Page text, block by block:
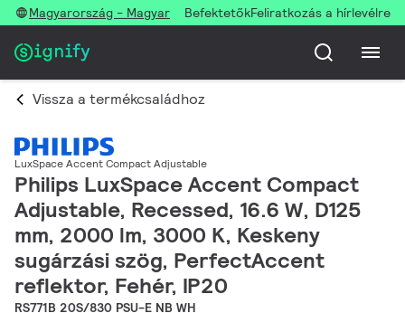
Magyarország - Magyar BefektetőkFeliratkozás a hírlevélre
Vissza a termékcsaládhoz
LuxSpace Accent Compact Adjustable
Philips LuxSpace Accent Compact
Adjustable, Recessed, 16.6 W, D125
mm, 2000 lm, 3000 K, Keskeny
sugárzási szög, PerfectAccent
reflektor, Fehér, IP20
RS771B 20S/830 PSU-E NB WH